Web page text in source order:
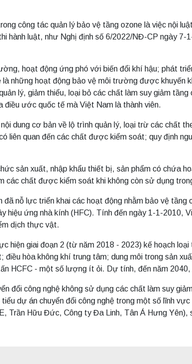
công tác quản lý bảo vệ tầng ozone là việc nội
hành luật, như Nghị định số 6/2022/NĐ-CP ngày
hoạt động ứng phó với biến đổi khí hậu; phát
là những hoạt động bảo vệ môi trường được
lý, giảm thiểu, loại bỏ các chất làm suy giảm
điều ước quốc tế mà Việt Nam là thành viên.
dung cơ bản về lộ trình quản lý, loại trừ các chất
liên quan đến các chất được kiểm soát; quy định
sản xuất, nhập khẩu thiết bị, sản phẩm có
các chất được kiểm soát khi không còn sử dụng
nỗ lực triển khai các hoạt động nhằm bảo vệ
hiệu ứng nhà kính (HFC). Tính đến ngày 1-1-
dịch thực vật.
hiện giai đoạn 2 (từ năm 2018 - 2023) kế hoạch
điều hòa không khí trung tâm; dung môi trong sản
HCFC - một số lượng ít ỏi. Dự tính, đến năm
đổi công nghệ không sử dụng các chất làm suy
dự án chuyển đổi công nghệ trong một số lĩnh
Trần Hữu Đức, Công ty Đa Linh, Tân Á Hưng